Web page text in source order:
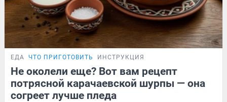
ЕДА ЧТО ПРИГОТОВИТЬ ИНСТРУКЦИЯ
Не околели еще? Вот вам рецепт
потрясной карачаевской шурпы — она
согреет лучше пледа